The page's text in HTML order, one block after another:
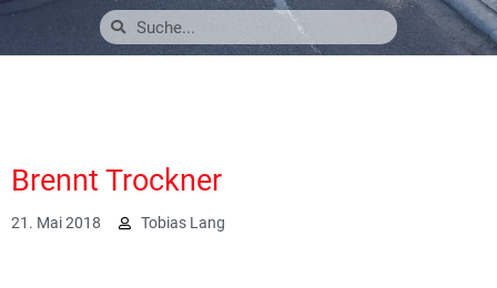
Brennt Trockner
21. Mai 2018 Tobias Lang